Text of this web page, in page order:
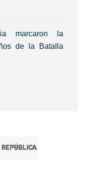
marcaron la
de la Batalla